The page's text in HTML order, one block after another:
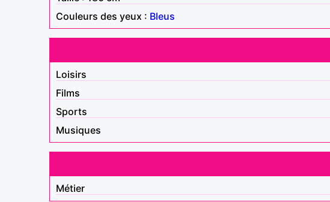
Couleurs des yeux : Bleus
Loisirs
Films
Sports
Musiques
Métier